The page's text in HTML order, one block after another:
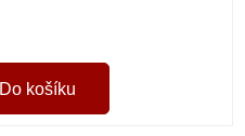
Do košíku